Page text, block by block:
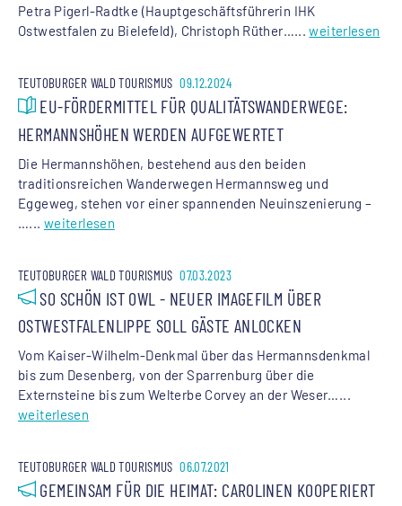
Petra Pigerl-Radtke (Hauptgeschäftsführerin IHK
Ostwestfalen zu Bielefeld), Christoph Rüther…...weiterlesen
TEUTOBURGER WALD TOURISMUS 09.12.2024
EU-FÖRDERMITTEL FÜR QUALITÄTSWANDERWEGE:
HERMANNSHÖHEN WERDEN AUFGEWERTET
Die Hermannshöhen, bestehend aus den beiden
traditionsreichen Wanderwegen Hermannsweg und
Eggeweg, stehen vor einer spannenden Neuinszenierung –
weiterlesen
TEUTOBURGER WALD TOURISMUS 07.03.2023
SO SCHÖN IST OWL - NEUER IMAGEFILM ÜBER
OSTWESTFALENLIPPE SOLL GÄSTE ANLOCKEN
Vom Kaiser-Wilhelm-Denkmal über das Hermannsdenkmal
bis zum Desenberg, von der Sparrenburg über die
Externsteine bis zum Welterbe Corvey an der Weser…...
weiterlesen
TEUTOBURGER WALD TOURISMUS 06.07.2021
GEMEINSAM FÜR DIE HEIMAT: CAROLINEN KOOPERIERT